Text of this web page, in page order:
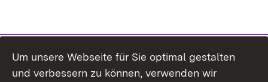
Um unsere Webseite für Sie optimal gestalten
und verbessern zu können, verwenden wir